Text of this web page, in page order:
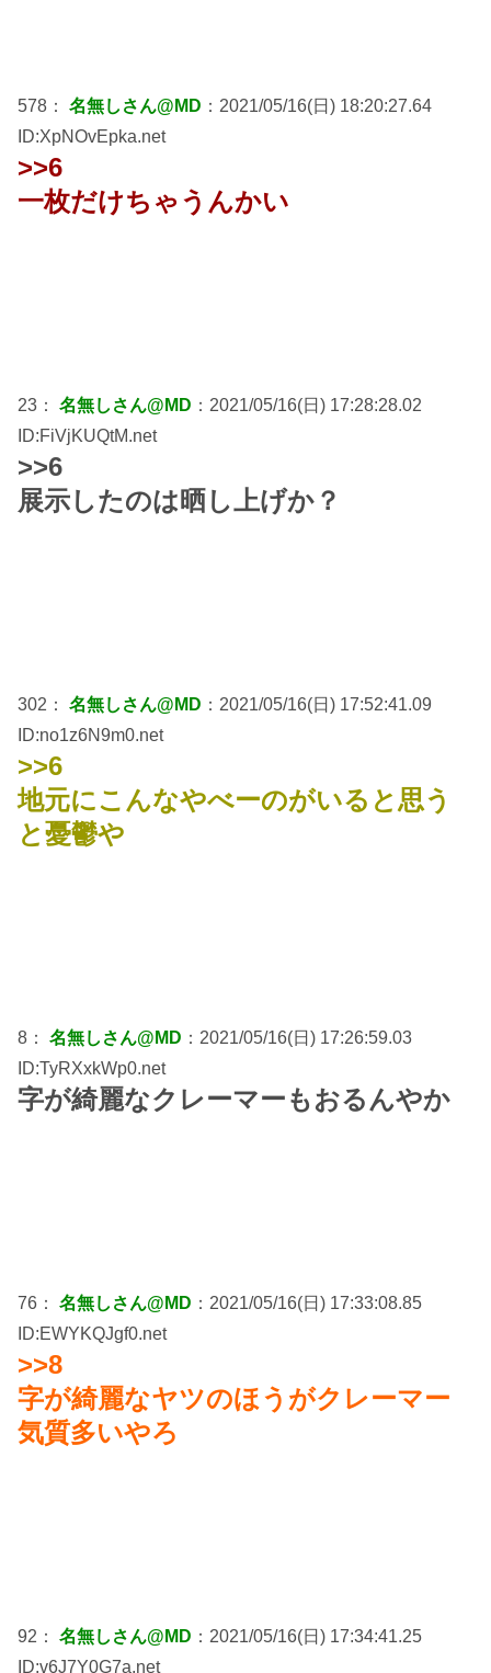
578： 名無しさん@MD ：2021/05/16(日) 18:20:27.64
ID:XpNOvEpka.net
>>6
一枚だけちゃうんかい
23： 名無しさん@MD ：2021/05/16(日) 17:28:28.02
ID:FiVjKUQtM.net
>>6
展示したのは晒し上げか？
302： 名無しさん@MD ：2021/05/16(日) 17:52:41.09
ID:no1z6N9m0.net
>>6
地元にこんなやべーのがいると思う
と憂鬱や
8： 名無しさん@MD ：2021/05/16(日) 17:26:59.03
ID:TyRXxkWp0.net
字が綺麗なクレーマーもおるんやか
76： 名無しさん@MD ：2021/05/16(日) 17:33:08.85
ID:EWYKQJgf0.net
>>8
字が綺麗なヤツのほうがクレーマー
気質多いやろ
92： 名無しさん@MD ：2021/05/16(日) 17:34:41.25
ID:v6J7Y0G7a.net